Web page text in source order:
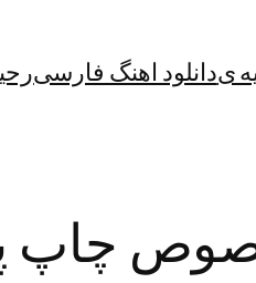
یدانلود اهنگ فارسی
چاپ